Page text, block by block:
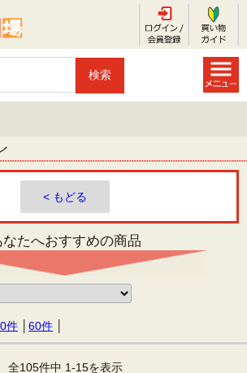
< もどる
なたへおすすめの商品
件 60件
全105件中 1-15を表示